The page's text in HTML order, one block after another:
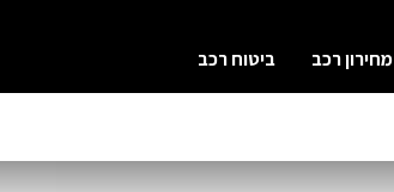
מחירון רכב ביטוח רכב